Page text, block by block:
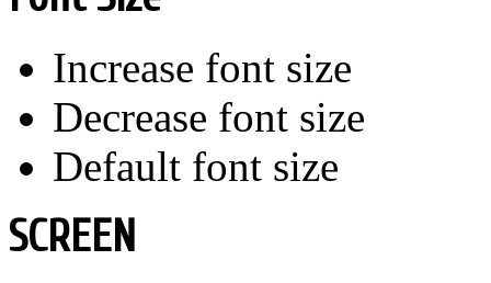
Increase font size
Decrease font size
Default font size
SCREEN